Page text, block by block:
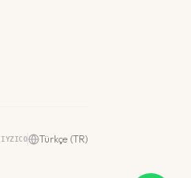
IYZICO Türkçe (TR)